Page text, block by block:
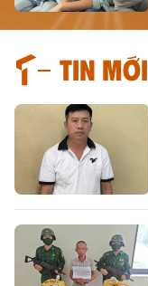
Tin mới